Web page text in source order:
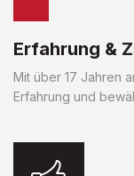
Erfahrung &
Mit über 17 Jahren
Erfahrung und